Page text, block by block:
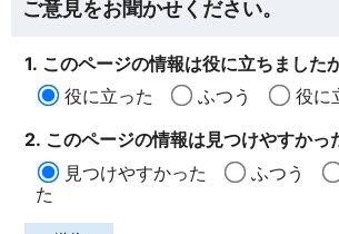
ご意見をお聞かせください。
1. このページの情報は役に立ちました
役に立った
ふつう
役に
2. このページの情報は見つけやすかっ
見つけやすかった
ふつう
た